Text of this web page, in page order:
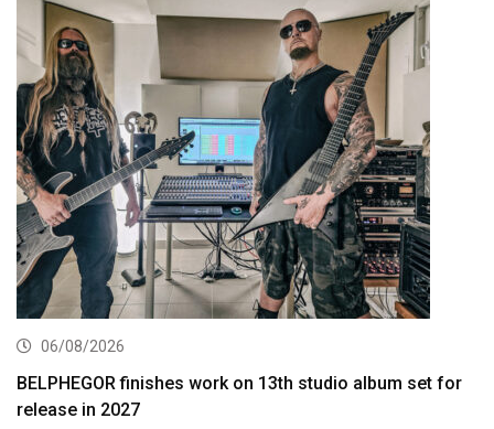
06/08/2026
BELPHEGOR finishes work on 13th studio album set for
release in 2027